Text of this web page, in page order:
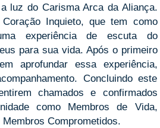
luz do Carisma Arca da Aliança.
Inquieto, que tem como
experiência de escuta do
para sua vida. Após o primeiro
aprofundar essa experiência,
Concluindo este
chamados e confirmados
como Membros de Vida,
Comprometidos.